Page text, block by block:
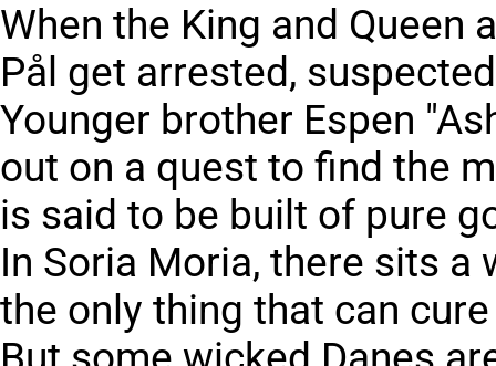
When the King and Queen
Pål get arrested,
Younger brother Espen
out on a quest to find the
is said to be built of pure
In Soria Moria, there sits
the only thing that can